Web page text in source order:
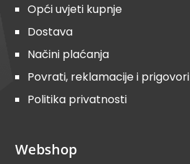
Opći uvjeti kupnje
Dostava
Načini plaćanja
Povrati, reklamacije i prigovori
Politika privatnosti
Webshop